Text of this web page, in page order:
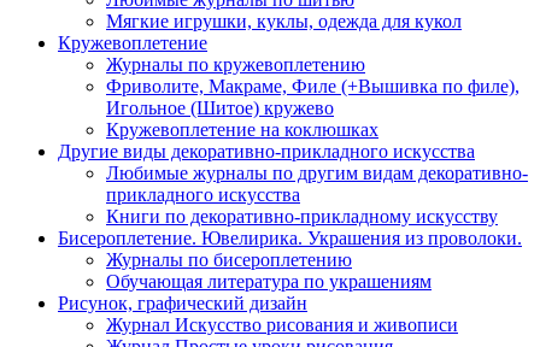
Мягкие игрушки, куклы, одежда для кукол
Кружевоплетение
Журналы по кружевоплетению
Фриволите, Макраме, Филе (+Вышивка по филе),
Игольное (Шитое) кружево
Кружевоплетение на коклюшках
Другие виды декоративно-прикладного искусства
Любимые журналы по другим видам декоративно-
прикладного искусства
Книги по декоративно-прикладному искусству
Бисероплетение. Ювелирика. Украшения из проволоки.
Журналы по бисероплетению
Обучающая литература по украшениям
Рисунок, графический дизайн
Журнал Искусство рисования и живописи